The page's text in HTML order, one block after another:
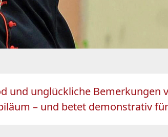
und unglückliche Bemerkungen
– und betet demonstrativ